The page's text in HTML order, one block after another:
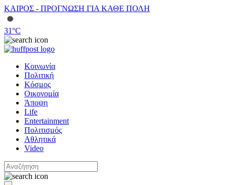
ΚΑΙΡΟΣ - ΠΡΟΓΝΩΣΗ ΓΙΑ ΚΑΘΕ ΠΟΛΗ
31°C
Κοινωνία
Πολιτική
Κόσμος
Οικονομία
Άποψη
Life
Entertainment
Πολιτισμός
Αθλητικά
Video